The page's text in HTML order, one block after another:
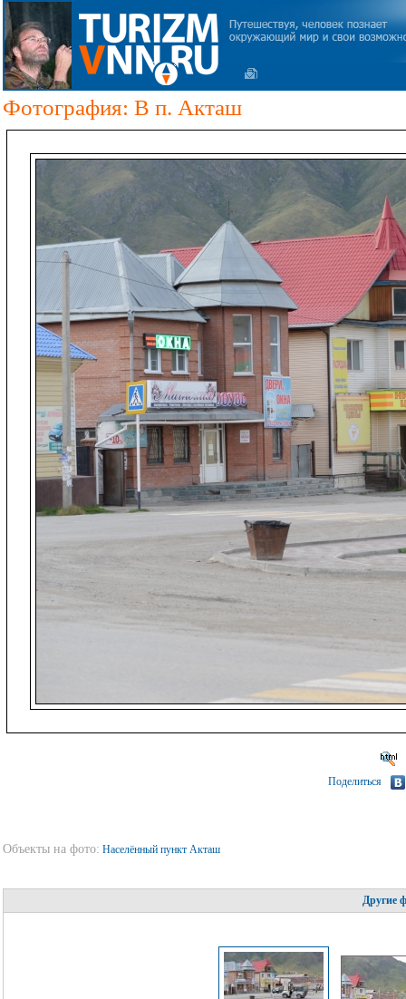
Фотография: В п. Акташ
Поделиться
Объекты на фото: Населённый пункт Акташ
Другие